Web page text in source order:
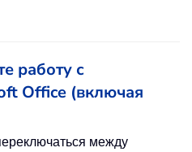
работу с
Office (включая
между